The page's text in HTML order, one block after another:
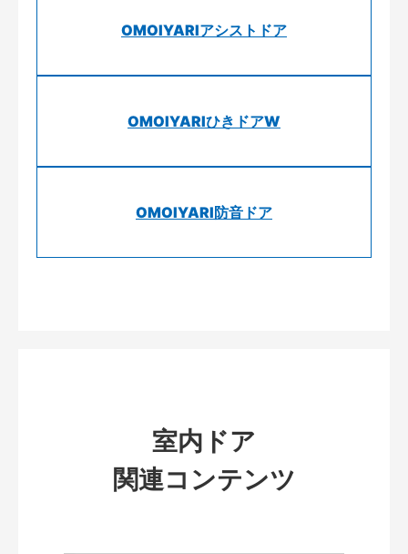
OMOIYARIアシストドア
OMOIYARIひきドアW
OMOIYARI防音ドア
室内ドア
関連コンテンツ